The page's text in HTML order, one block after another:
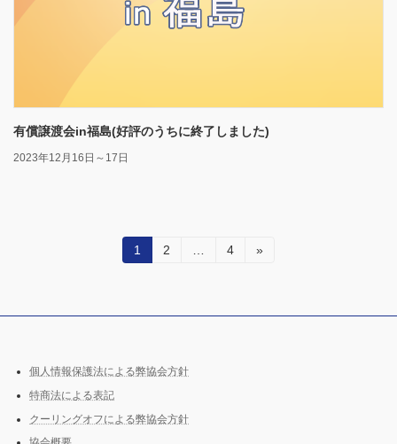
有償譲渡会in福島(好評のうちに終了しました)
2023年12月16日～17日
の
ー
ジ
送
固
定
ジ
1
固
ジ
2 …
固
ジ
4 »
個人情報保護法による弊協会方針
特商法による表記
クーリングオフによる弊協会方針